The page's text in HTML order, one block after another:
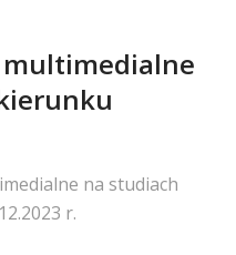
multimedialne
na studiach
r.